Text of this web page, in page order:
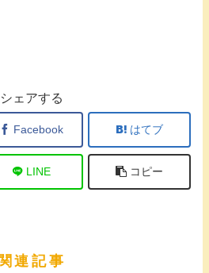
シェアする
Facebook はてブ
LINE コピー
関連記事